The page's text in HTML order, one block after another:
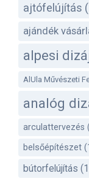
ajtófelújítás
ajándék
alpesi
AlUla Művészeti
analóg
arculattervezés
belsőépítészet
bútorfelújítás